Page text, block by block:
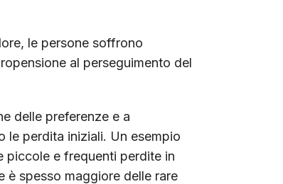
le persone soffrono
al perseguimento del
delle preferenze e a
le perdita iniziali. Un esempio
piccole e frequenti perdite in
è spesso maggiore delle rare